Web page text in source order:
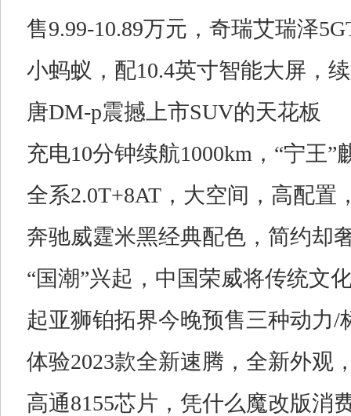
售9.99-10.89万元，奇瑞艾瑞泽
小蚂蚁，配10.4英寸智能大屏，
唐DM-p震撼上市SUV的天花板
充电10分钟续航1000km，“宁王
全系2.0T+8AT，大空间，高配置
奔驰威霆米黑经典配色，简约却
“国潮”兴起，中国荣威将传统文
起亚狮铂拓界今晚预售三种动力/
体验2023款全新速腾，全新外观
高通8155芯片，凭什么魔改版消